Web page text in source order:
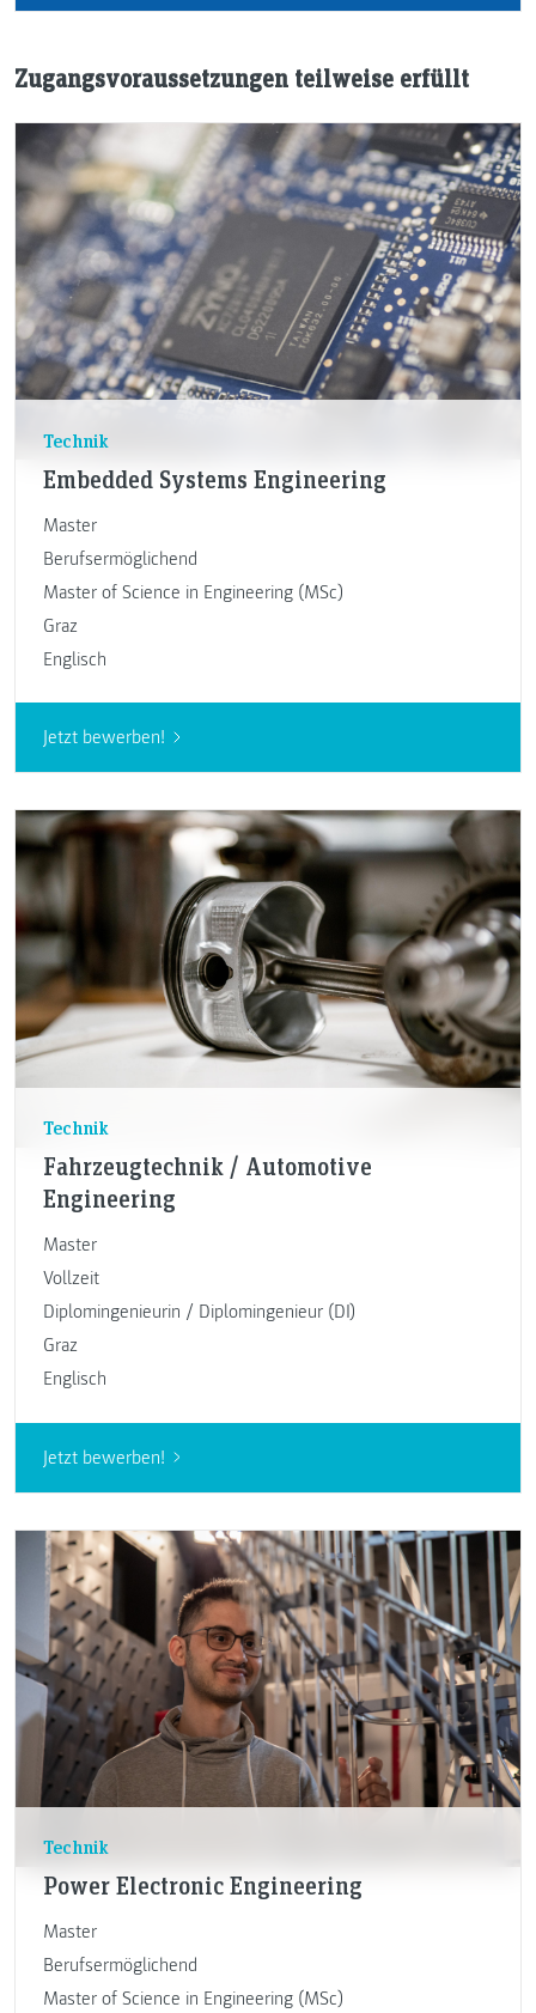
Zugangsvoraussetzungen teilweise erfüllt
Technik
Embedded Systems Engineering
Master
Berufsermöglichend
Master of Science in Engineering (MSc)
Graz
Englisch
Jetzt bewerben!
Technik
Fahrzeugtechnik / Automotive
Engineering
Master
Vollzeit
Diplomingenieurin / Diplomingenieur (DI)
Graz
Englisch
Jetzt bewerben!
Technik
Power Electronic Engineering
Master
Berufsermöglichend
Master of Science in Engineering (MSc)